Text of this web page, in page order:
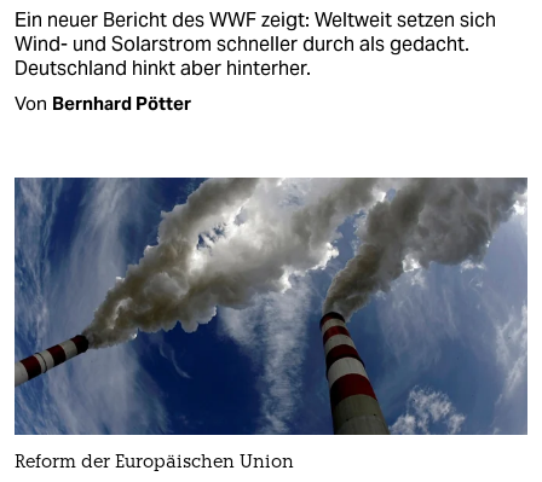
Ein neuer Bericht des WWF zeigt: Weltweit setzen sich
Wind- und Solarstrom schneller durch als gedacht.
Deutschland hinkt aber hinterher.
Von Bernhard Pötter
Reform der Europäischen Union